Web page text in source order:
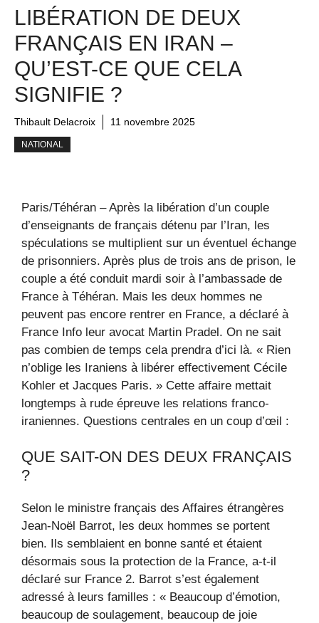
LIBÉRATION DE DEUX
FRANÇAIS EN IRAN –
QU’EST-CE QUE CELA
SIGNIFIE ?
Thibault Delacroix 11 novembre 2025
NATIONAL
Paris/Téhéran – Après la libération d’un couple
d’enseignants de français détenu par l’Iran, les
spéculations se multiplient sur un éventuel échange
de prisonniers. Après plus de trois ans de prison, le
couple a été conduit mardi soir à l’ambassade de
France à Téhéran. Mais les deux hommes ne
peuvent pas encore rentrer en France, a déclaré à
France Info leur avocat Martin Pradel. On ne sait
pas combien de temps cela prendra d’ici là. « Rien
n’oblige les Iraniens à libérer effectivement Cécile
Kohler et Jacques Paris. » Cette affaire mettait
longtemps à rude épreuve les relations franco-
iraniennes. Questions centrales en un coup d’œil :
QUE SAIT-ON DES DEUX FRANÇAIS
?
Selon le ministre français des Affaires étrangères
Jean-Noël Barrot, les deux hommes se portent
bien. Ils semblaient en bonne santé et étaient
désormais sous la protection de la France, a-t-il
déclaré sur France 2. Barrot s’est également
adressé à leurs familles : « Beaucoup d’émotion,
beaucoup de soulagement, beaucoup de joie